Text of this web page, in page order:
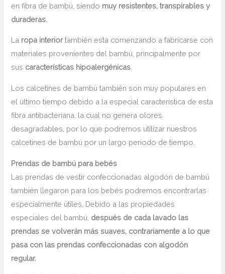
en fibra de bambú, siendo muy resistentes, transpirables y
duraderas.
La ropa interiortambién esta comenzando a fabricarse con
materiales provenientes del bambú, principalmente por
sus características hipoalergénicas
Los calcetines de bambú también son muy populares en
el último tiempo debido a la especial característica de esta
fibra antibacteriana, la cual no genera olores
desagradables, por lo que podremos utilizar nuestros
calcetines de bambú por un largo periodo de tiempo.
Prendas de bambú para bebés
Las prendas de vestir confeccionadas algodón de bambú
también llegaron para los bebés podremos encontrarlas
especialmente útiles. Debido a las propiedades
especiales del bambú, después de cada lavado las
prendas se volverán más suaves, contrariamente a lo que
pasa con las prendas confeccionadas con algodón
regular.